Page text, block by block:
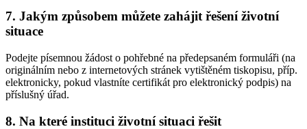
7. Jakým způsobem můžete zahájit řešení životní
situace
Podejte písemnou žádost o pohřebné na předepsaném formuláři (na
originálním nebo z internetových stránek vytištěném tiskopisu, příp.
elektronicky, pokud vlastníte certifikát pro elektronický podpis) na
příslušný úřad.
8. Na které instituci životní situaci řešit